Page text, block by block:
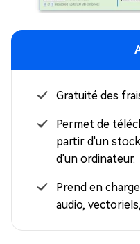
Gratuité des
Permet de
partir d'un
d'un ordinateur.
Prend en
audio,